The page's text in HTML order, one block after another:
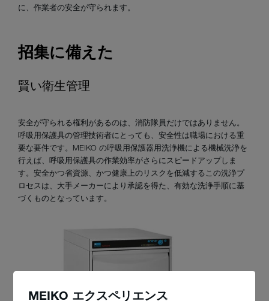
MEIKO エクスペリエンス
に、作業者の安全が守られます。
招集に備えた
賢い衛生管理
安全が守られる権利があるのは、消防隊員だけではありません。
呼吸用保護具の管理技術者にとっても、安全性は職場における重
要な要件です。MEIKO の呼吸用保護器用洗浄機による機械洗浄を
行えば、呼吸用保護具の作業効率がさらにスピードアップしま
す。安全かつ省資源、かつ健康上のリスクを低減するこの洗浄プ
ロセスは、大手メーカーにより承認を得た、有効な洗浄手順に基
づくものとなっています。